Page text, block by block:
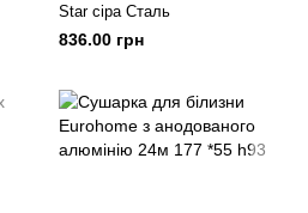
Star сіра Сталь
836.00 грн